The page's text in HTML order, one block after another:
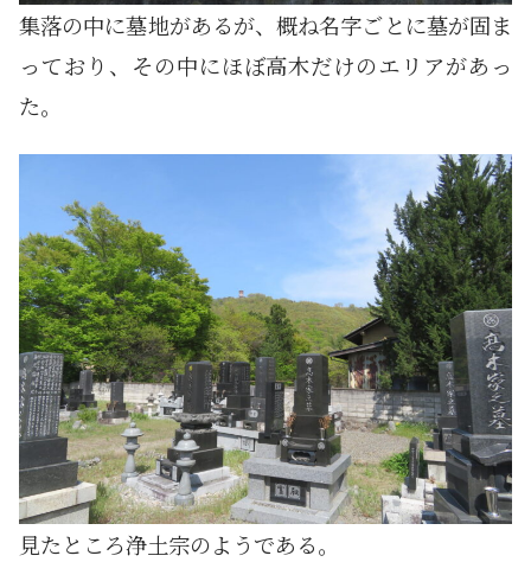
集落の中に墓地があるが、概ね名字ごとに墓が固ま
っており、その中にほぼ高木だけのエリアがあっ
た。
見たところ浄土宗のようである。